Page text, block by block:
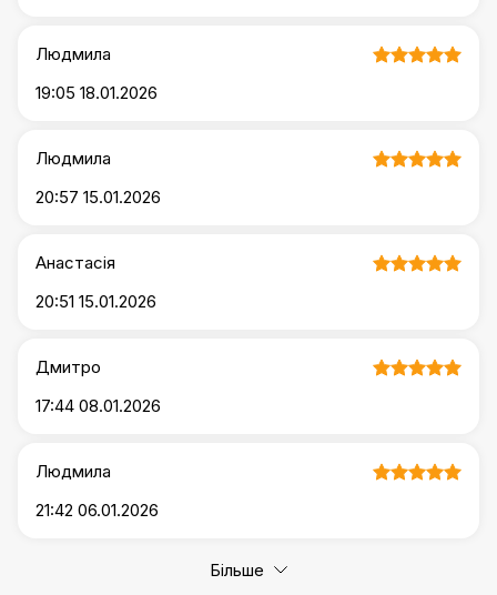
Людмила
19:05 18.01.2026
Людмила
20:57 15.01.2026
Анастасія
20:51 15.01.2026
Дмитро
17:44 08.01.2026
Людмила
21:42 06.01.2026
Більше